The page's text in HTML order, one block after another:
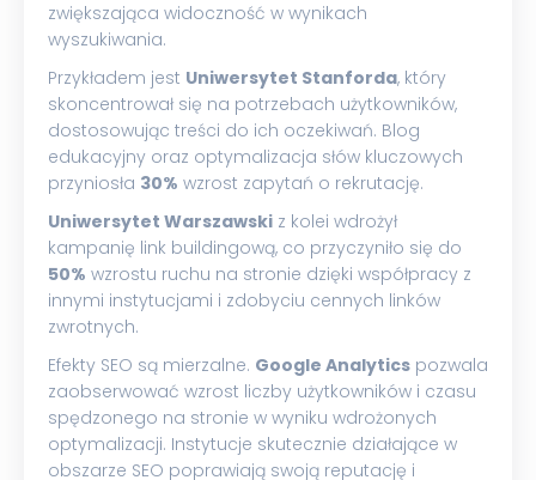
zwiększająca widoczność w wynikach
wyszukiwania.
Przykładem jest Uniwersytet Stanforda, który
skoncentrował się na potrzebach użytkowników,
dostosowując treści do ich oczekiwań. Blog
edukacyjny oraz optymalizacja słów kluczowych
przyniosła 30% wzrost zapytań o rekrutację.
Uniwersytet Warszawski z kolei wdrożył
kampanię link buildingową, co przyczyniło się do
50% wzrostu ruchu na stronie dzięki współpracy z
innymi instytucjami i zdobyciu cennych linków
zwrotnych.
Efekty SEO są mierzalne. Google Analytics pozwala
zaobserwować wzrost liczby użytkowników i czasu
spędzonego na stronie w wyniku wdrożonych
optymalizacji. Instytucje skutecznie działające w
obszarze SEO poprawiają swoją reputację i